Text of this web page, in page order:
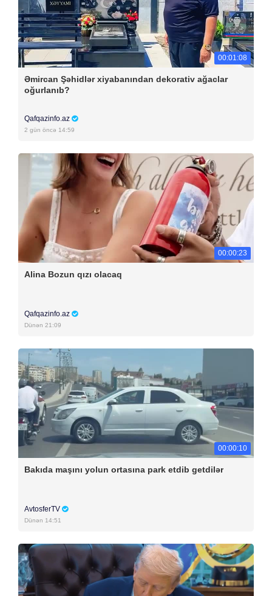
00:01:08
Əmircan Şəhidlər xiyabanından dekorativ ağaclar
oğurlanıb?
Qafqazinfo.az
2 gün öncə 14:59
00:00:23
Alina Bozun qızı olacaq
Qafqazinfo.az
Dünən 21:09
00:00:10
Bakıda maşını yolun ortasına park etdib getdilər
AvtosferTV
Dünən 14:51